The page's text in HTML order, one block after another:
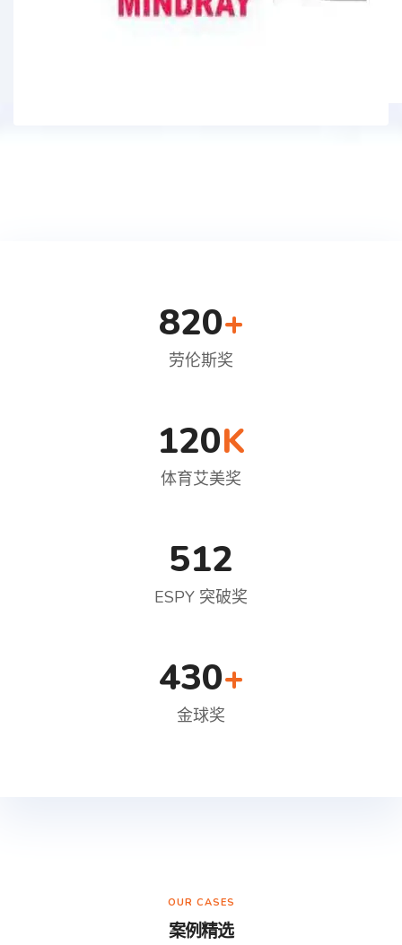
820+
劳伦斯奖
120K
体育艾美奖
512
ESPY 突破奖
430+
金球奖
OUR CASES
案例精选